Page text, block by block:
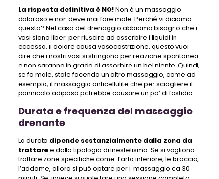
La risposta definitiva è NO!Non è un massaggio
doloroso e non deve mai fare male. Perché vi diciamo
questo? Nel caso del drenaggio abbiamo bisogno che i
vasi siano liberi per riuscire ad assorbire i liquidi in
eccesso. Il dolore causa vasocostrizione, questo vuol
dire che i nostri vasi si stringono per reazione spontanea
e non saranno in grado di assorbire un bel niente. Quindi,
se fa male, state facendo un altro massaggio, come ad
esempio, il massaggio anticellulite che per sciogliere il
pannicolo adiposo potrebbe causare un po’ di fastidio.
Durata e frequenza del massaggio
drenante
La durata dipende sostanzialmente dalla zona da
trattaree dalla tipologia di inestetismo. Se si vogliono
trattare zone specifiche come: l’arto inferiore, le braccia,
l’addome, allora si può optare per il massaggio da 30